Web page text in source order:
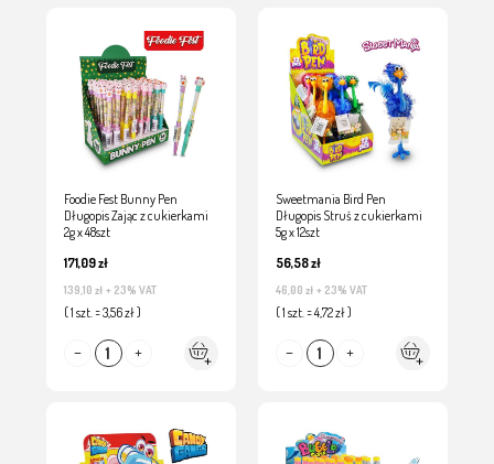
Foodie Fest Bunny Pen
Długopis Zając z cukierkami
2g x 48szt
171,09 zł
139,10 zł + 23% VAT
( 1 szt. = 3,56 zł )
Sweetmania Bird Pen
Długopis Struś z cukierkami
5g x 12szt
56,58 zł
46,00 zł + 23% VAT
( 1 szt. = 4,72 zł )